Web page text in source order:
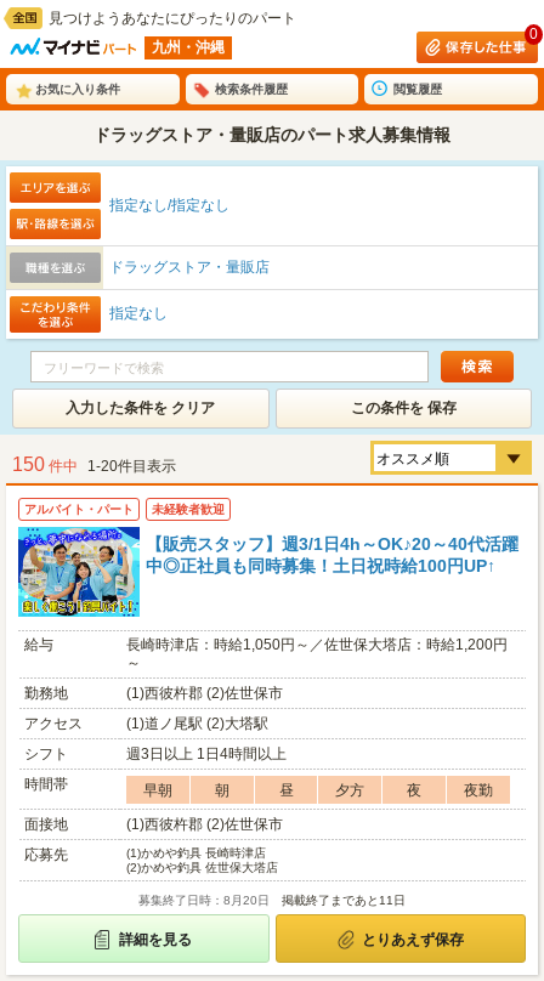
見つけようあなたにぴったりのパート
九州・沖縄
0
お気に入り条件 検索条件履歴 閲覧履歴
ドラッグストア・量販店のパート求人募集情報
指定なし/指定なし
ドラッグストア・量販店
指定なし
入力した条件を クリア この条件を 保存
150 件中 1-20件目表示
アルバイト・パート 未経験者歓迎
【販売スタッフ】週3/1日4h～OK♪20～40代活躍
中◎正社員も同時募集！土日祝時給100円UP↑
給与
長崎時津店：時給1,050円～／佐世保大塔店：時給1,200円
～
勤務地
(1)西彼杵郡 (2)佐世保市
アクセス
(1)道ノ尾駅 (2)大塔駅
シフト
週3日以上 1日4時間以上
時間帯
早朝 朝 昼 夕方 夜
夜勤
面接地
(1)西彼杵郡 (2)佐世保市
応募先
(1)かめや釣具 長崎時津店
(2)かめや釣具 佐世保大塔店
募集終了日時：8月20日 掲載終了まであと11日
詳細を見る とりあえず保存